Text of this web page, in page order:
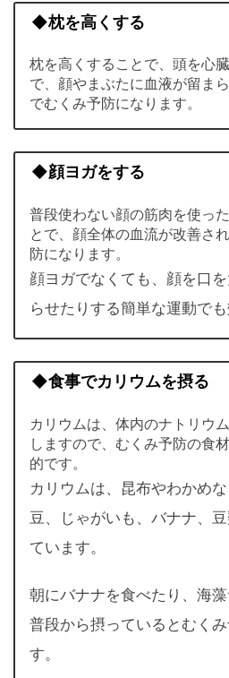
◆枕を高くする
枕を高くすることで、頭を心
で、顔やまぶたに血液が留ま
でむくみ予防になります。
◆顔ヨガをする
普段使わない顔の筋肉を使っ
とで、顔全体の血流が改善さ
防になります。
顔ヨガでなくても、顔を口
らせたりする簡単な運動でも
◆食事でカリウムを摂る
カリウムは、体内のナトリウ
しますので、むくみ予防の食
的です。
カリウムは、昆布やわかめ
豆、じゃがいも、バナナ、
ています。
朝にバナナを食べたり、海
普段から摂っているとむく
す。